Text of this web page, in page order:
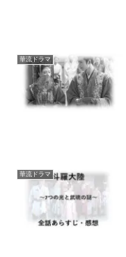
華流ドラマ
華流ドラマ